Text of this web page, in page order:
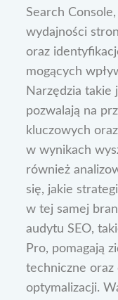
Search
wydajności
oraz
mogących
Narzędzia takie
pozwalają na
kluczowych
w wynikach
również
się, jakie
w tej samej
audytu SEO,
Pro, pomagają
techniczne oraz
optymalizacji.